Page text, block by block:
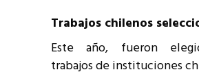
Trabajos chilenos
Este año, fueron
trabajos de instituciones